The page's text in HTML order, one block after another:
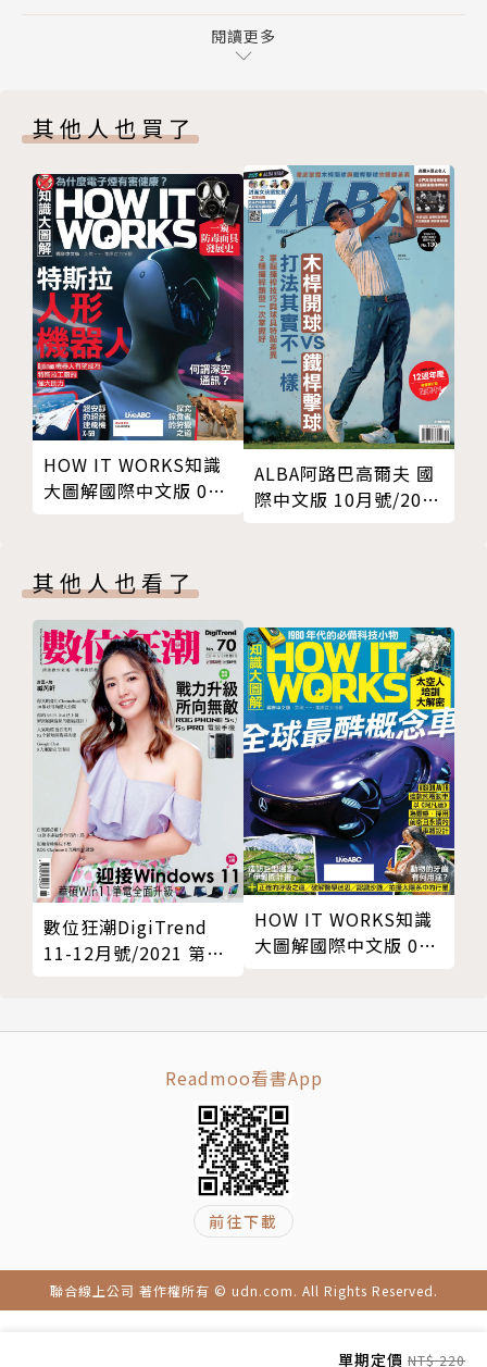
單期定價 NT$ 220
為何人類的史前表親是先驅者，而不是無知的猿類？
全球暖化考古熱潮
隨著地球變暖，融化的冰層揭露了越來越多的文物
太空探索
太空救援
雖然太空中很少發生緊急情況，但太空人和航太機構仍
得為可能的意外狀況做好準備
何處可找到外星生命？
宇宙中可能潛藏生命的地方多到難以計數
快知識
金頭腦大考驗
：探索地球上神奇的自然奇景與生物萬象
：探索酷炫裝置與工程奇蹟的運作原理
歷史回顧：追溯過往，了解過去的世界如何運作
：徹底了解美妙無比的宇宙世界
【編輯特色】
簡單圖像 深度教學：饒富教育性、啟發性的內容，以
最直接的圖像剖面解析，滿足全世界知識追求者的渴
求！
取材生活 當紅話題：4G通訊為什麼快？核電安不安
全？每月為您解答全球最夯、最熱門的議題！
原來如此 腦力激盪：由各領域專家執筆，精闢的見解
與你分享，啟發你創意思考與無窮想像力！
圖文並茂 閱讀饗宴：生動好讀的寫作風格搭配全彩圖
解與高品質照片，為您帶來閱讀樂趣及視覺饗宴！
閱讀更多
其他人也買了
HOW IT WORKS知識
大圖解國際中文版 08
ALBA阿路巴高爾夫 國
際中文版 10月號/2025
其他人也看了
數位狂潮DigiTrend
11-12月號/2021 第70
HOW IT WORKS知識
大圖解國際中文版 09
Readmoo看書App
前往下載
聯合線上公司 著作權所有 © udn.com. All Rights Reserved.